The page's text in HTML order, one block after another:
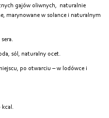
gajów oliwnych, naturalnie
marynowane w solance i naturalnym
sól, naturalny ocet.
po otwarciu – w lodówce i
kcal.